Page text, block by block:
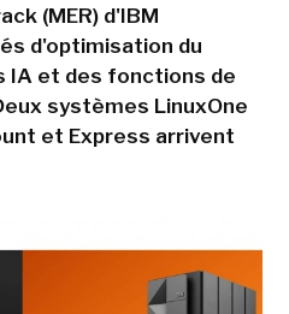
(MER) d'IBM
d'optimisation du
et des fonctions de
systèmes LinuxOne
et Express arrivent